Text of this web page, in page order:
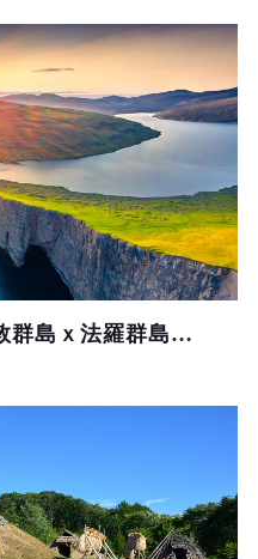
收藏理想風景 羅浮敦群島ｘ法羅群島極境探索